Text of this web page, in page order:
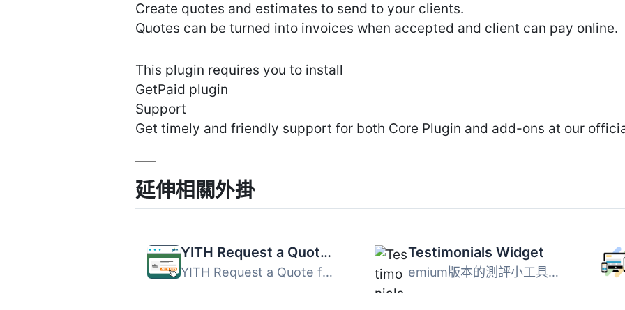
Create quotes and estimates to send to your clients.
Quotes can be turned into invoices when accepted and client can pay online.
This plugin requires you to install
GetPaid plugin
Support
Get timely and friendly support for both Core Plugin and add-ons at our
延伸相關外掛
YITH Request a Quote for WooCommerce
YITH Request a Quote for WooCommerce 是一款強大的工具，能...
Testimonials Widget
emium版本的測評小工具現在已經成為測試小工具插件的一部分，...